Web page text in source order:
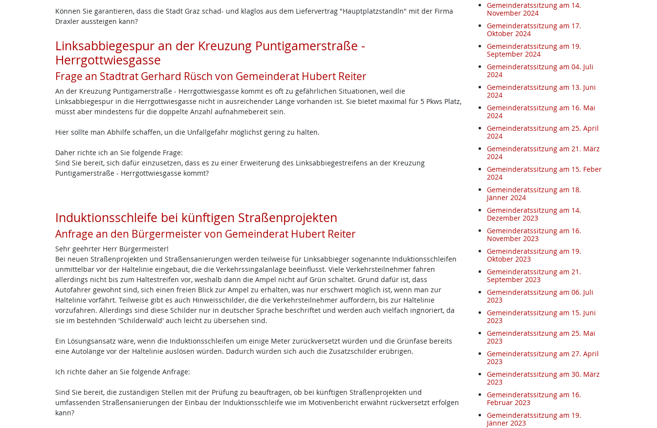
Können Sie garantieren, dass die Stadt Graz schad- und klaglos aus dem Liefervertrag "Hauptplatzstandln" mit der Firma
Draxler aussteigen kann?
Linksabbiegespur an der Kreuzung Puntigamerstraße -
Herrgottwiesgasse
Frage an Stadtrat Gerhard Rüsch von Gemeinderat Hubert Reiter
An der Kreuzung Puntigamerstraße - Herrgottwiesgasse kommt es oft zu gefährlichen Situationen, weil die
Linksabbiegespur in die Herrgottwiesgasse nicht in ausreichender Länge vorhanden ist. Sie bietet maximal für 5 Pkws Platz,
müsst aber mindestens für die doppelte Anzahl aufnahmebereit sein.
Hier sollte man Abhilfe schaffen, un die Unfallgefahr möglichst gering zu halten.
Daher richte ich an Sie folgende Frage:
Sind Sie bereit, sich dafür einzusetzen, dass es zu einer Erweiterung des Linksabbiegestreifens an der Kreuzung
Puntigamerstraße - Herrgottwiesgasse kommt?
Induktionsschleife bei künftigen Straßenprojekten
Anfrage an den Bürgermeister von Gemeinderat Hubert Reiter
Sehr geehrter Herr Bürgermeister!
Bei neuen Straßenprojekten und Straßensanierungen werden teilweise für Linksabbieger sogenannte Induktionsschleifen
unmittelbar vor der Haltelinie eingebaut, die die Verkehrssingalanlage beeinflusst. Viele Verkehrsteilnehmer fahren
allerdings nicht bis zum Haltestreifen vor, weshalb dann die Ampel nicht auf Grün schaltet. Grund dafür ist, dass
Autofahrer gewohnt sind, sich einen freien Blick zur Ampel zu erhalten, was nur erschwert möglich ist, wenn man zur
Haltelinie vorfährt. Teilweise gibt es auch Hinweisschilder, die die Verkehrsteilnehmer auffordern, bis zur Haltelinie
vorzufahren. Allerdings sind diese Schilder nur in deutscher Sprache beschriftet und werden auch vielfach ingnoriert, da
sie im bestehnden 'Schilderwald' auch leicht zu übersehen sind.
Ein Lösungsansatz wäre, wenn die Induktionsschleifen um einige Meter zurückversetzt würden und die Grünfase bereits
eine Autolänge vor der Haltelinie auslösen würden. Dadurch würden sich auch die Zusatzschilder erübrigen.
Ich richte daher an Sie folgende Anfrage:
Sind Sie bereit, die zuständigen Stellen mit der Prüfung zu beauftragen, ob bei künftigen Straßenprojekten und
umfassenden Straßensanierungen der Einbau der Induktionsschleife wie im Motivenbericht erwähnt rückversetzt erfolgen
kann?
Gemeinderatssitzung am 14.
November 2024
Gemeinderatssitzung am 17.
Oktober 2024
Gemeinderatssitzung am 19.
September 2024
Gemeinderatssitzung am 04. Juli
2024
Gemeinderatssitzung am 13. Juni
2024
Gemeinderatssitzung am 16. Mai
2024
Gemeinderatssitzung am 25. April
2024
Gemeinderatssitzung am 21. März
2024
Gemeinderatssitzung am 15. Feber
2024
Gemeinderatssitzung am 18.
Jänner 2024
Gemeinderatssitzung am 14.
Dezember 2023
Gemeinderatssitzung am 16.
November 2023
Gemeinderatssitzung am 19.
Oktober 2023
Gemeinderatssitzung am 21.
September 2023
Gemeinderatssitzung am 06. Juli
2023
Gemeinderatssitzung am 15. Juni
2023
Gemeinderatssitzung am 25. Mai
2023
Gemeinderatssitzung am 27. April
2023
Gemeinderatssitzung am 30. März
2023
Gemeinderatssitzung am 16.
Februar 2023
Gemeinderatssitzung am 19.
Jänner 2023